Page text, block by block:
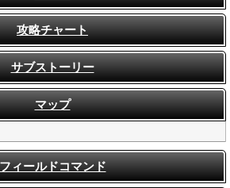
攻略チャート
サブストーリー
マップ
ィールドコマンド